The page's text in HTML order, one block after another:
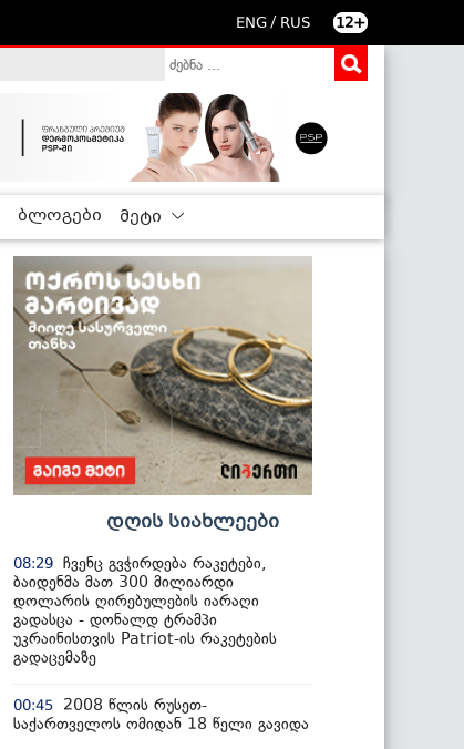
ENG / RUS 12+
ბლოგები მეტი
დღის სიახლეები
08:29 ჩვენც გვჭირდება რაკეტები,
ბაიდენმა მათ 300 მილიარდი
დოლარის ღირებულების იარაღი
გადასცა - დონალდ ტრამპი
უკრაინისთვის Patriot-ის რაკეტების
გადაცემაზე
00:45
2008 წლის რუსეთ-
საქართველოს ომიდან 18 წელი გავიდა